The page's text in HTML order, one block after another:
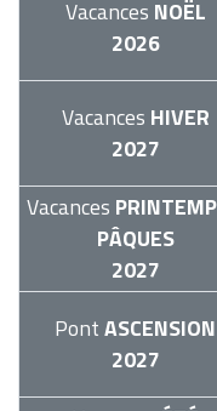
Vacances NOËL
2026
Vacances HIVER
2027
Vacances
PÂQUES
2027
PontASCENSION
2027